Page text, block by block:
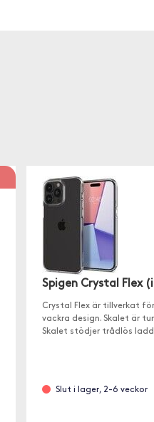
Spigen Crystal Flex
Crystal Flex är tillverkat
vackra design. Skalet är
Skalet stödjer trådlös
Slut i lager, 2-6 veckor